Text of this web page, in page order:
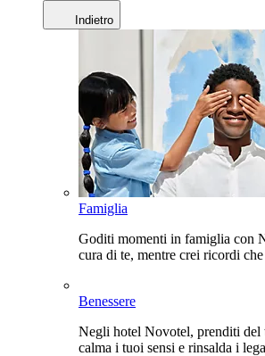
Indietro
Famiglia
Goditi momenti in famiglia con
cura di te, mentre crei ricordi
Benessere
Negli hotel Novotel, prenditi del
calma i tuoi sensi e rinsalda i